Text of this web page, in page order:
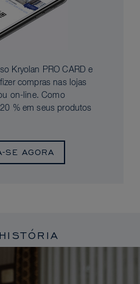
Kryolan PRO CARD e
compras nas lojas
on-line. Como
% em seus produtos
SE AGORA